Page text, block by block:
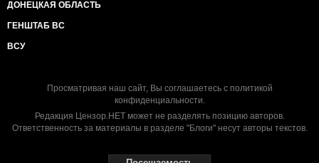
ДОНЕЦКАЯ ОБЛАСТЬ
ГЕНШТАБ ВС
ВСУ
Просматривая наш сайт, Вы соглашаетесь с политикой
конфиденциальности.
Редакция Цензор.НЕТ может не разделять позицию авторов.
Ответственность за материалы в разделе "Блоги" несут авторы текстов.